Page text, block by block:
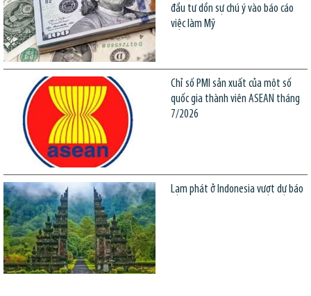
đầu tư dồn sự chú ý vào báo cáo
việc làm Mỹ
Chỉ số PMI sản xuất của một số
quốc gia thành viên ASEAN tháng
7/2026
Lạm phát ở Indonesia vượt dự báo